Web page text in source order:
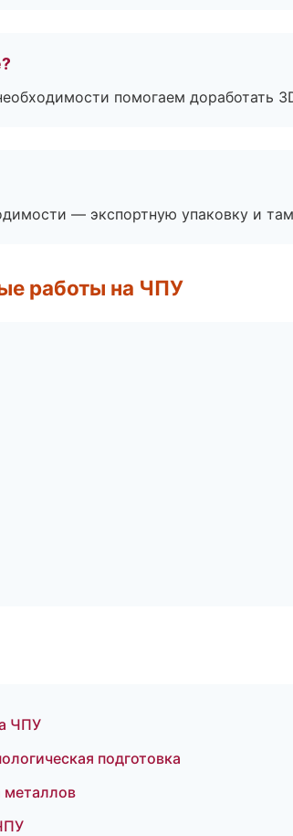
помогаем доработать
— экспортную упаковку и
работы на ЧПУ
ЧПУ
подготовка